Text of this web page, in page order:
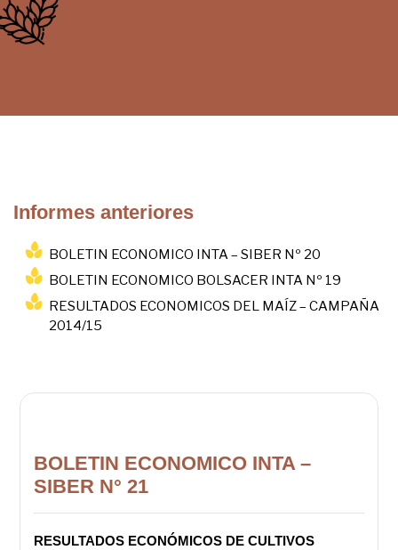
Informes anteriores
BOLETIN ECONOMICO INTA – SIBER Nº 20
BOLETIN ECONOMICO BOLSACER INTA Nº 19
RESULTADOS ECONOMICOS DEL MAÍZ – CAMPAÑA
2014/15
BOLETIN ECONOMICO INTA –
SIBER N° 21
RESULTADOS ECONÓMICOS DE CULTIVOS